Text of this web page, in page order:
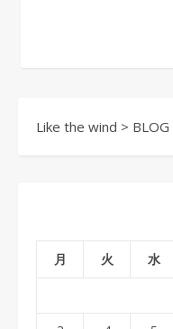
Like the wind > BLOG
月 火 水